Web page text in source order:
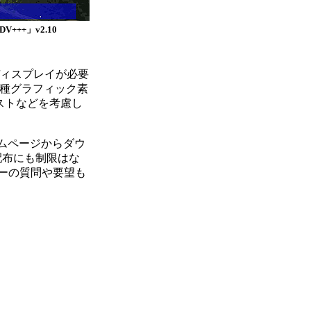
」v2.10
スプレイが必要
グラフィック素
などを考慮し
ページからダウ
にも制限はな
の質問や要望も